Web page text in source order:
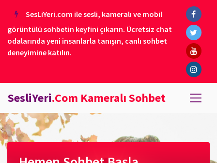
SesLiYeri.com ile sesli, kameralı ve mobil
görüntülü sohbetin keyfini çıkarın. Ücretsiz chat
odalarında yeni insanlarla tanışın, canlı sohbet
deneyimine katılın.
SesliYeri.Com Kameralı Sohbet